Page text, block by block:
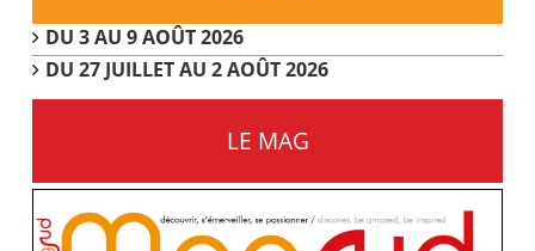
DU 3 AU 9 AOÛT 2026
DU 27 JUILLET AU 2 AOÛT 2026
LE MAG